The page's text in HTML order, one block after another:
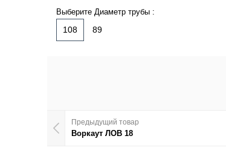
Выберите Диаметр трубы :
108 89
Предыдущий товар
Воркаут ЛОВ 18